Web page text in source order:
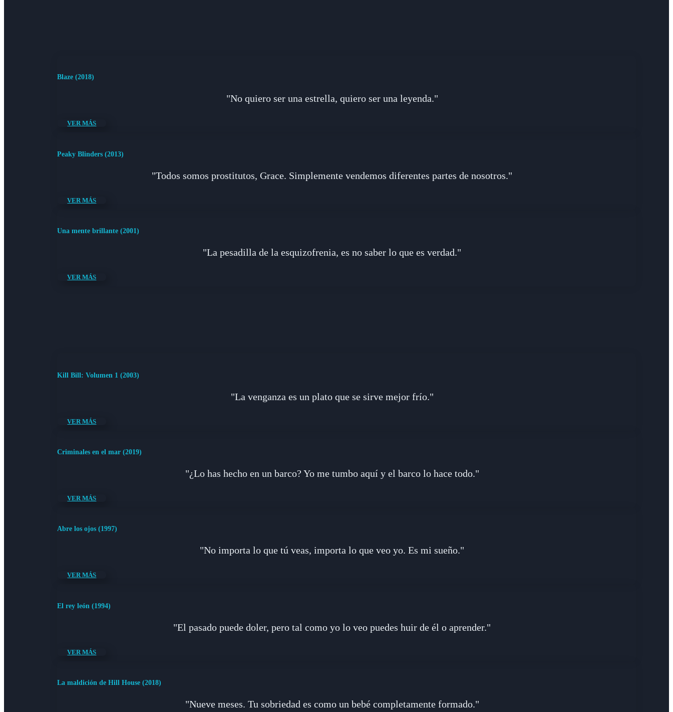
Blaze (2018)
"No quiero ser una estrella, quiero ser una leyenda."
VER MÁS
Peaky Blinders (2013)
"Todos somos prostitutos, Grace. Simplemente vendemos diferentes partes de nosotros."
VER MÁS
Una mente brillante (2001)
"La pesadilla de la esquizofrenia, es no saber lo que es verdad."
VER MÁS
Kill Bill: Volumen 1 (2003)
"La venganza es un plato que se sirve mejor frío."
VER MÁS
Criminales en el mar (2019)
"¿Lo has hecho en un barco? Yo me tumbo aquí y el barco lo hace todo."
VER MÁS
Abre los ojos (1997)
"No importa lo que tú veas, importa lo que veo yo. Es mi sueño."
VER MÁS
El rey león (1994)
"El pasado puede doler, pero tal como yo lo veo puedes huir de él o aprender."
VER MÁS
La maldición de Hill House (2018)
"Nueve meses. Tu sobriedad es como un bebé completamente formado."